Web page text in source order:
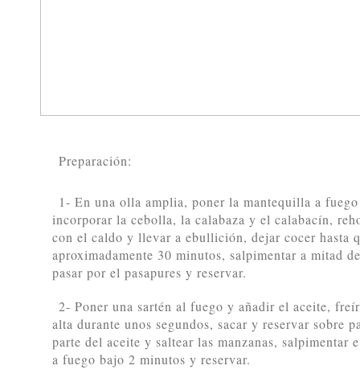
Preparación:
1- En una olla amplia, poner la mantequilla a
incorporar la cebolla, la calabaza y el calabacín,
con el caldo y llevar a ebullición, dejar cocer hasta
aproximadamente 30 minutos, salpimentar a mitad
pasar por el pasapures y reservar.
2- Poner una sartén al fuego y añadir el aceite,
alta durante unos segundos, sacar y reservar sobre
parte del aceite y saltear las manzanas,
a fuego bajo 2 minutos y reservar.